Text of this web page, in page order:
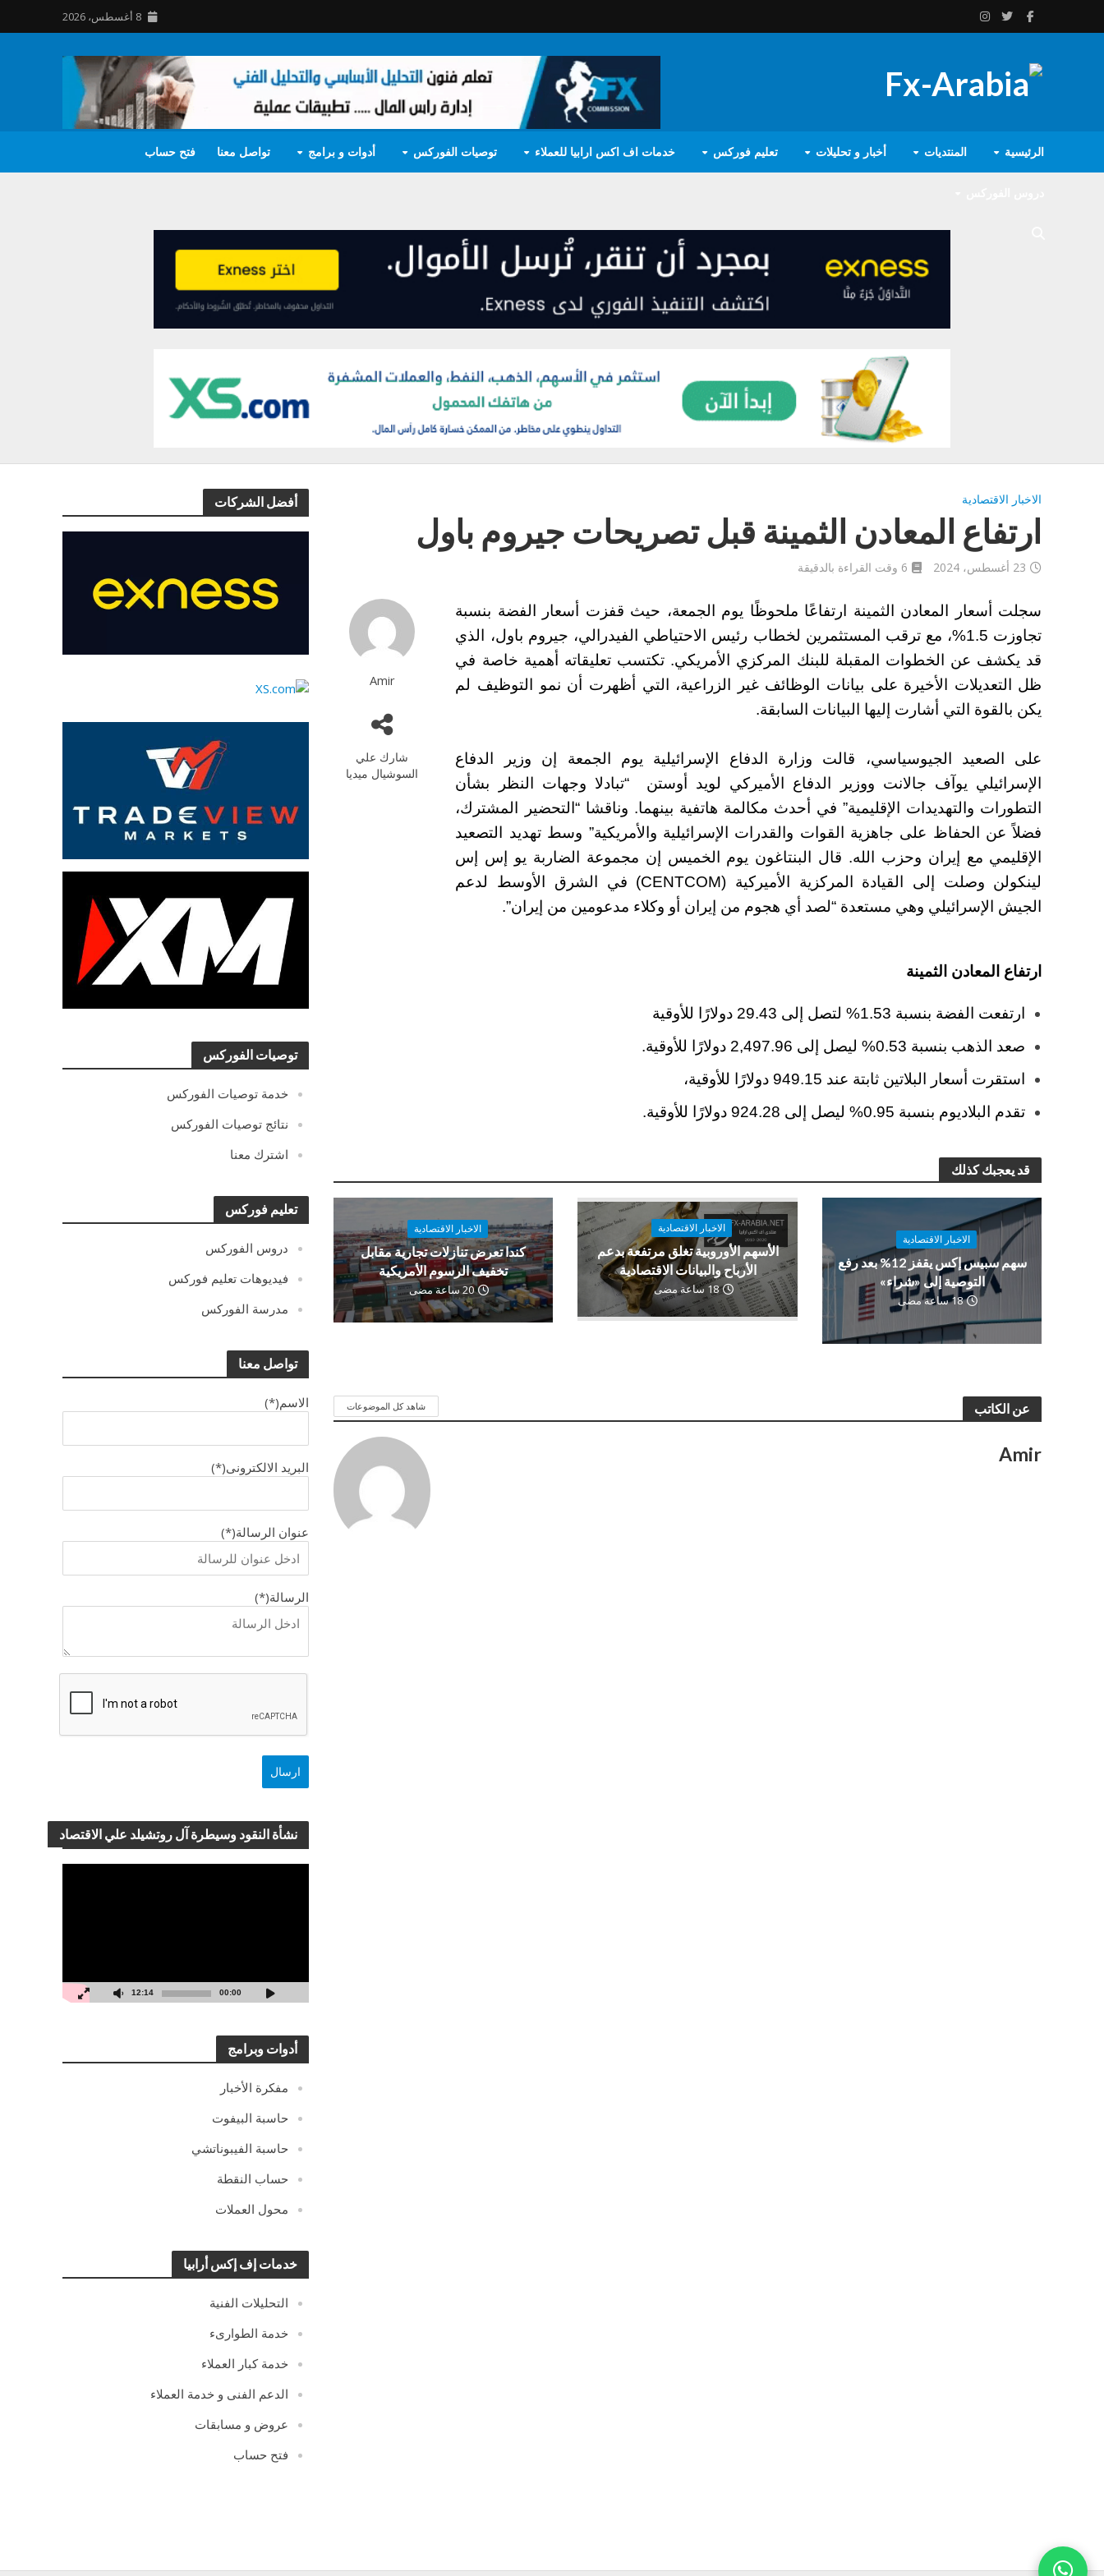
8 أغسطس، 2026
الرئيسية المنتديات أخبار و تحليلات تعليم فوركس خدمات اف اكس ارابيا للعملاء توصيات الفوركس أدوات و برامج تواصل معنا فتح حساب
أفضل الشركات
توصيات الفوركس
خدمة توصيات الفوركس
نتائج توصيات الفوركس
اشترك معنا
تعليم فوركس
دروس الفوركس
فيديوهات تعليم فوركس
مدرسة الفوركس
تواصل معنا
الاسم(*)
البريد الالكترونى(*)
عنوان الرسالة(*)
الرسالة(*)
نشأة النقود وسيطرة آل روتشيلد علي الاقتصاد
00:00
12:14
أدوات وبرامج
مفكرة الأخبار
حاسبة البيفوت
حاسبة الفيبوناتشي
حساب النقطة
محول العملات
خدمات إف إكس أرابيا
التحليلات الفنية
خدمة الطوارىء
خدمة كبار العملاء
الدعم الفنى و خدمة العملاء
عروض و مسابقات
فتح حساب
الاخبار الاقتصادية
ارتفاع المعادن الثمينة قبل تصريحات جيروم باول
23 أغسطس، 2024 6 وقت القراءة بالدقيقة
Amir
شارك علي
السوشيال ميديا
سجلت أسعار المعادن الثمينة ارتفاعًا ملحوظًا يوم الجمعة، حيث قفزت أسعار الفضة بنسبة
تجاوزت 1.5%، مع ترقب المستثمرين لخطاب رئيس الاحتياطي الفيدرالي، جيروم باول، الذي
قد يكشف عن الخطوات المقبلة للبنك المركزي الأمريكي. تكتسب تعليقاته أهمية خاصة في
ظل التعديلات الأخيرة على بيانات الوظائف غير الزراعية، التي أظهرت أن نمو التوظيف لم
يكن بالقوة التي أشارت إليها البيانات السابقة.
على الصعيد الجيوسياسي، قالت وزارة الدفاع الإسرائيلية يوم الجمعة إن وزير الدفاع
الإسرائيلي يوآف جالانت ووزير الدفاع الأميركي لويد أوستن “تبادلا وجهات النظر بشأن
التطورات والتهديدات الإقليمية” في أحدث مكالمة هاتفية بينهما. وناقشا “التحضير المشترك،
فضلاً عن الحفاظ على جاهزية القوات والقدرات الإسرائيلية والأمريكية” وسط تهديد التصعيد
الإقليمي مع إيران وحزب الله. قال البنتاغون يوم الخميس إن مجموعة الضاربة يو إس إس
لينكولن وصلت إلى القيادة المركزية الأميركية (CENTCOM) في الشرق الأوسط لدعم
الجيش الإسرائيلي وهي مستعدة “لصد أي هجوم من إيران أو وكلاء مدعومين من إيران”.
ارتفاع المعادن الثمينة
ارتفعت الفضة بنسبة 1.53% لتصل إلى 29.43 دولارًا للأوقية
صعد الذهب بنسبة 0.53% ليصل إلى 2,497.96 دولارًا للأوقية.
استقرت أسعار البلاتين ثابتة عند 949.15 دولارًا للأوقية،
تقدم البلاديوم بنسبة 0.95% ليصل إلى 924.28 دولارًا للأوقية.
قد يعجبك كذلك
الاخبار الاقتصادية
سهم سبيس إكس يقفز 12% بعد رفع
التوصية إلى «شراء»
18 ساعة مضى
الاخبار الاقتصادية
الأسهم الأوروبية تغلق مرتفعة بدعم
الأرباح والبيانات الاقتصادية
18 ساعة مضى
الاخبار الاقتصادية
كندا تعرض تنازلات تجارية مقابل
تخفيف الرسوم الأمريكية
20 ساعة مضى
عن الكاتب شاهد كل الموضوعات
Amir